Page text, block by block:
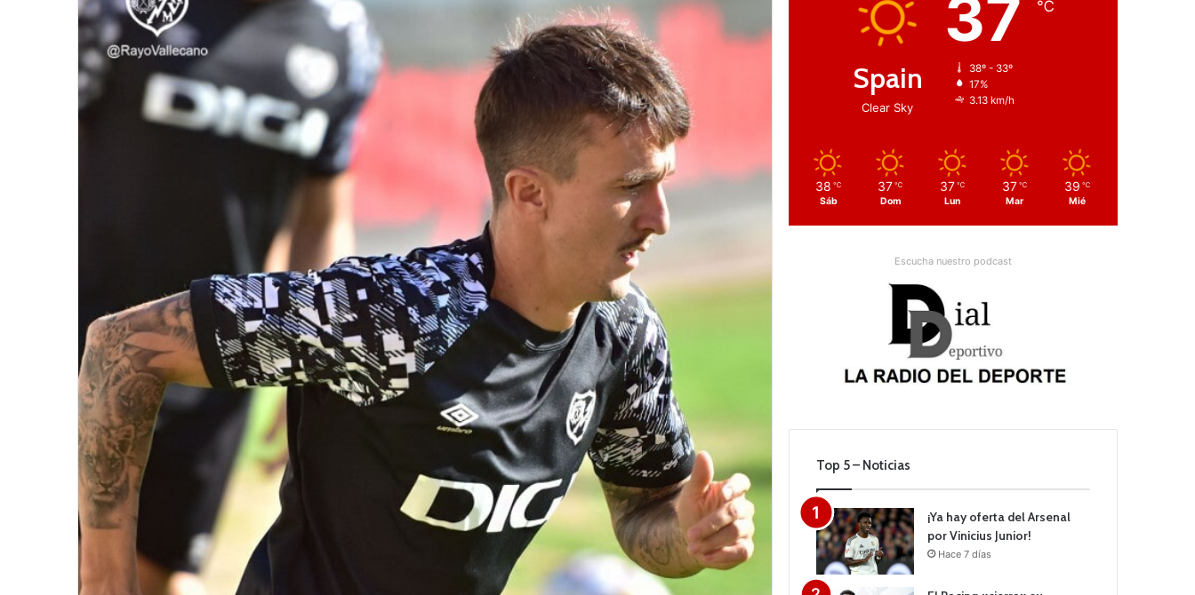
Spain
Clear Sky
37 ℃
38º - 33º
17%
3.13 km/h
38 ℃
Sáb
37 ℃
Dom
37 ℃
Lun
37 ℃
Mar
39 ℃
Mié
Escucha nuestro podcast
Top 5 – Noticias
¡Ya hay oferta del Arsenal
por Vinicius Junior!
Hace 7 días